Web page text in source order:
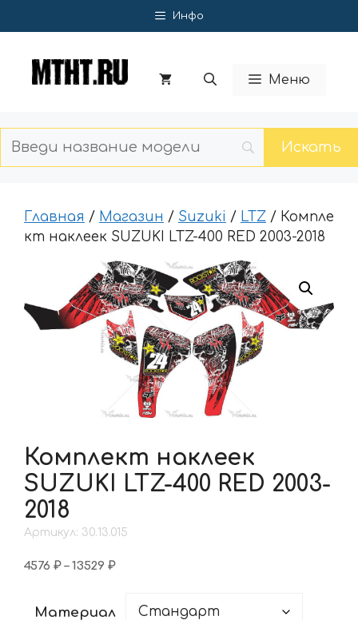
к
Инфо
Меню
Главная / Магазин / Suzuki / LTZ / Компле
кт наклеек SUZUKI LTZ-400 RED 2003-2018
Комплект наклеек
SUZUKI LTZ-400 RED 2003-
2018
Артикул: 30.13.015
4576 ₽ – 13529 ₽Диапазон
Материал